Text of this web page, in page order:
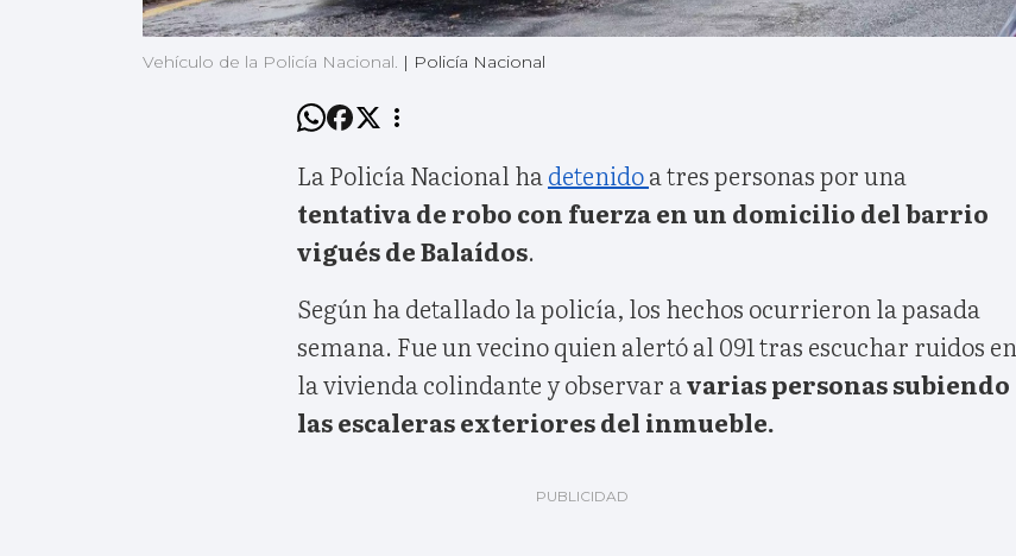
Vehículo de la Policía Nacional. | Policía Nacional
La Policía Nacional ha detenidoa tres personas por una
tentativa de robo con fuerza en un domicilio del barrio
vigués de Balaídos.
Según ha detallado la policía, los hechos ocurrieron la pasada
semana. Fue un vecino quien alertó al 091 tras escuchar ruidos en
la vivienda colindante y observar a varias personas subiendo
las escaleras exteriores del inmueble.